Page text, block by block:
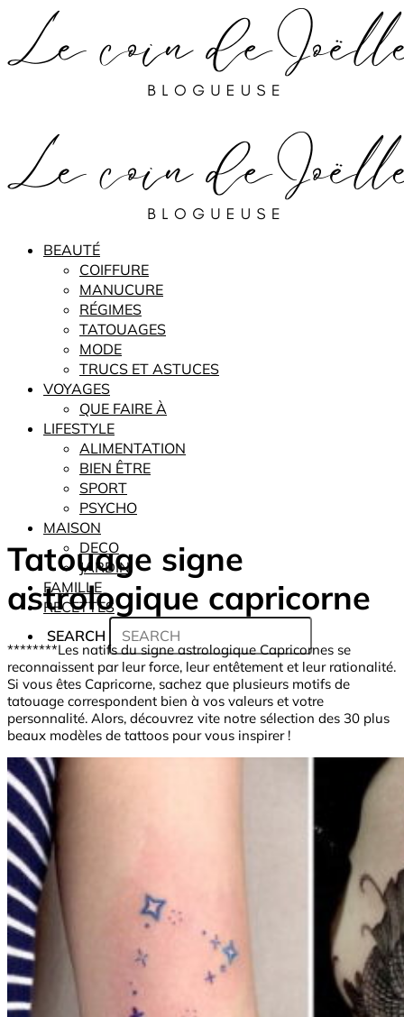
BEAUTÉ
COIFFURE
MANUCURE
RÉGIMES
TATOUAGES
MODE
TRUCS ET ASTUCES
VOYAGES
QUE FAIRE À
LIFESTYLE
ALIMENTATION
BIEN ÊTRE
SPORT
PSYCHO
MAISON
DECO
JARDIN
FAMILLE
RECETTES
SEARCH
Tatouage signe
astrologique capricorne
********Les natifs du signe astrologique Capricornes se
reconnaissent par leur force, leur entêtement et leur rationalité.
Si vous êtes Capricorne, sachez que plusieurs motifs de
tatouage correspondent bien à vos valeurs et votre
personnalité. Alors, découvrez vite notre sélection des 30 plus
beaux modèles de tattoos pour vous inspirer !